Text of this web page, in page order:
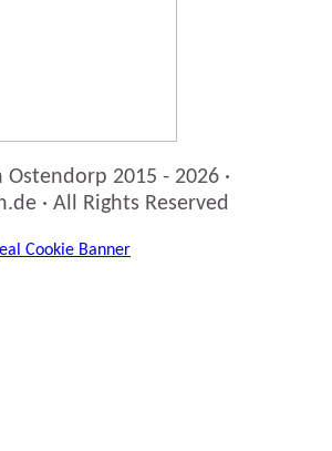
2015 - 2026 ·
· All Rights Reserved
Cookie Banner